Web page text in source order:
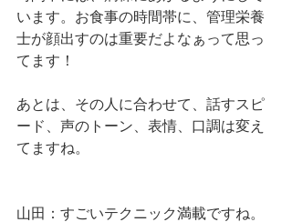
います。お食事の時間帯に、管理栄養
士が顔出すのは重要だよなぁって思っ
てます！
あとは、その人に合わせて、話すスピ
ード、声のトーン、表情、口調は変え
てますね。
山田：すごいテクニック満載ですね。